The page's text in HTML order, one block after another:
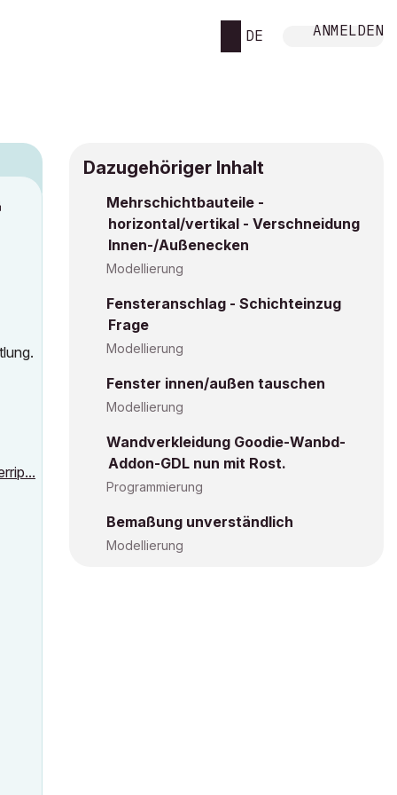
DE ANMELDEN
Dazugehöriger Inhalt
Mehrschichtbauteile -
horizontal/vertikal - Verschneidung
Innen-/Außenecken
Modellierung
Fensteranschlag - Schichteinzug
Frage
Modellierung
Fenster innen/außen tauschen
Modellierung
Wandverkleidung Goodie-Wanbd-
Addon-GDL nun mit Rost.
Programmierung
Bemaßung unverständlich
Modellierung